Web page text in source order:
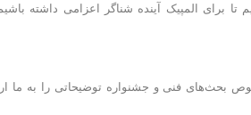
تا برای المپیک آینده شناگر اعزامی داشته
بحث‌های فنی و جشنواره توضیحاتی را به ما